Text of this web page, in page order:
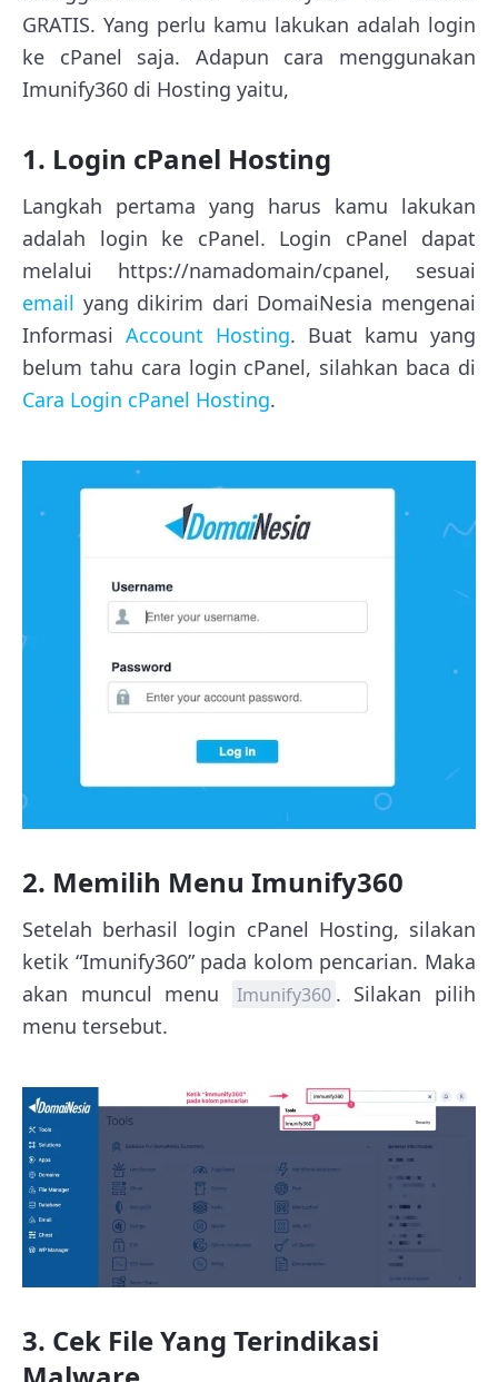
GRATIS. Yang perlu kamu lakukan adalah login
ke cPanel saja. Adapun cara menggunakan
Imunify360 di Hosting yaitu,
1. Login cPanel Hosting
Langkah pertama yang harus kamu lakukan
adalah login ke cPanel. Login cPanel dapat
melalui https://namadomain/cpanel, sesuai
email yang dikirim dari DomaiNesia mengenai
Informasi Account Hosting. Buat kamu yang
belum tahu cara login cPanel, silahkan baca di
Cara Login cPanel Hosting.
2. Memilih Menu Imunify360
Setelah berhasil login cPanel Hosting, silakan
ketik “Imunify360” pada kolom pencarian. Maka
akan muncul menu
Imunify360 . Silakan pilih
menu tersebut.
3. Cek File Yang Terindikasi